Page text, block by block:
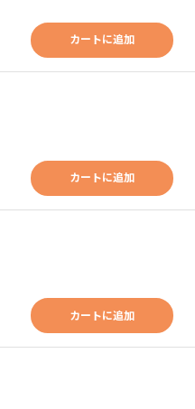
カートに追加
カートに追加
カートに追加